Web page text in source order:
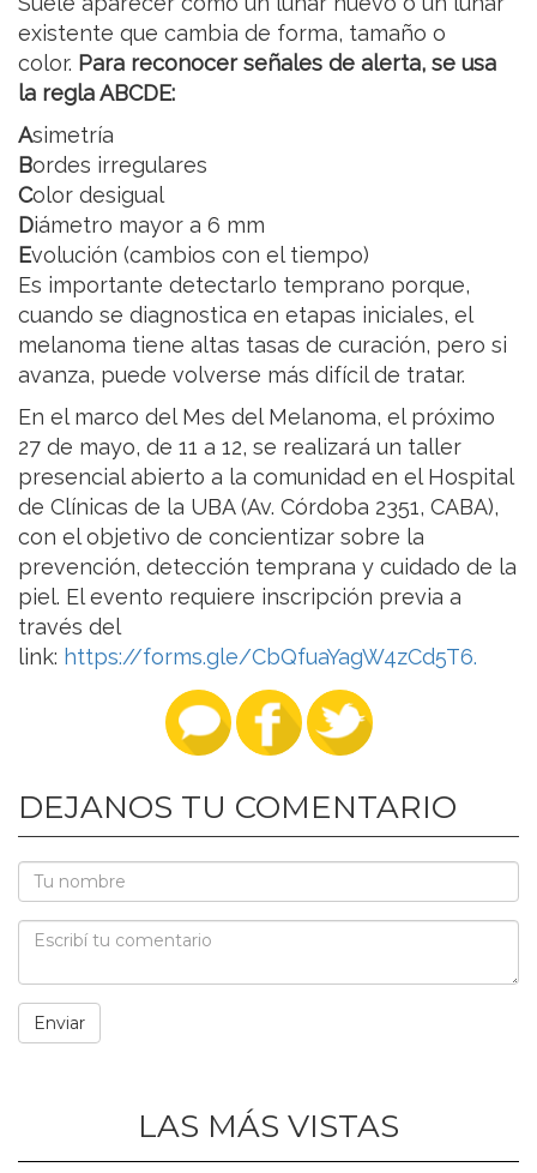
existente que cambia de forma, tamaño o
color. Para reconocer señales de alerta, se usa
la regla ABCDE:
Asimetría
Bordes irregulares
Color desigual
Diámetro mayor a 6 mm
Evolución (cambios con el tiempo)
Es importante detectarlo temprano porque,
cuando se diagnostica en etapas iniciales, el
melanoma tiene altas tasas de curación, pero si
avanza, puede volverse más difícil de tratar.
En el marco del Mes del Melanoma, el próximo
27 de mayo, de 11 a 12, se realizará un taller
presencial abierto a la comunidad en el Hospital
de Clínicas de la UBA (Av. Córdoba 2351, CABA),
con el objetivo de concientizar sobre la
prevención, detección temprana y cuidado de la
piel. El evento requiere inscripción previa a
través del
link: https://forms.gle/CbQfuaYagW4zCd5T6.
DEJANOS TU COMENTARIO
LAS MÁS VISTAS